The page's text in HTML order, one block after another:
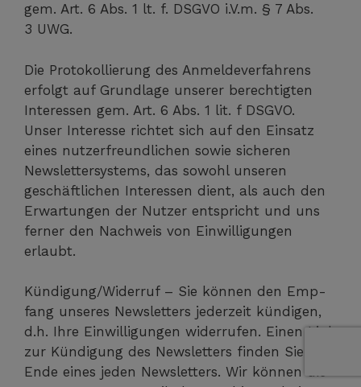
gem. Art. 6 Abs. 1 lt. f. DSGVO i.V.m. § 7 Abs.
3 UWG.
Die Pro­to­kol­lie­rung des Anmel­de­ver­fah­rens
erfolgt auf Grund­la­ge unse­rer berech­tig­ten
Inter­es­sen gem. Art. 6 Abs. 1 lit. f DSGVO.
Unser Inter­es­se rich­tet sich auf den Ein­satz
eines nut­zer­freund­li­chen sowie siche­ren
News­let­ter­sys­tems, das sowohl unse­ren
geschäft­li­chen Inter­es­sen dient, als auch den
Erwar­tun­gen der Nut­zer ent­spricht und uns
fer­ner den Nach­weis von Ein­wil­li­gun­gen
erlaubt.
Kündigung/Widerruf – Sie kön­nen den Emp­
fang unse­res News­let­ters jeder­zeit kün­di­gen,
d.h. Ihre Ein­wil­li­gun­gen wider­ru­fen. Einen Link
zur Kün­di­gung des News­let­ters fin­den Sie am
Ende eines jeden News­let­ters. Wir kön­nen die